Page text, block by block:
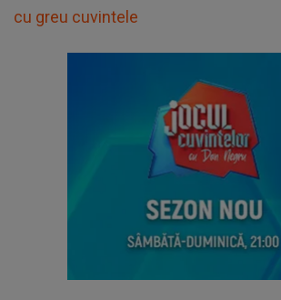
cu greu cuvintele